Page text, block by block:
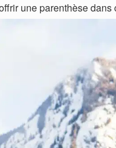
une parenthèse